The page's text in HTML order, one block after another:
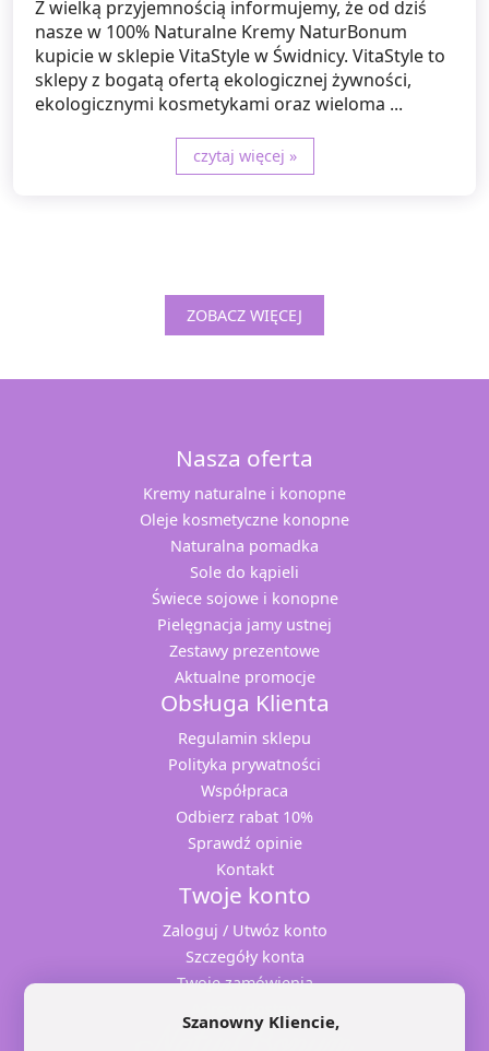
Z wielką przyjemnością informujemy, że od dziś
nasze w 100% Naturalne Kremy NaturBonum
kupicie w sklepie VitaStyle w Świdnicy. VitaStyle to
sklepy z bogatą ofertą ekologicznej żywności,
ekologicznymi kosmetykami oraz wieloma ...
czytaj więcej »
ZOBACZ WIĘCEJ
Nasza oferta
Kremy naturalne i konopne
Oleje kosmetyczne konopne
Naturalna pomadka
Sole do kąpieli
Świece sojowe i konopne
Pielęgnacja jamy ustnej
Zestawy prezentowe
Aktualne promocje
Obsługa Klienta
Regulamin sklepu
Polityka prywatności
Współpraca
Odbierz rabat 10%
Sprawdź opinie
Kontakt
Twoje konto
Zaloguj / Utwóz konto
Szczegóły konta
Twoje zamówienia
Szanowny Kliencie,